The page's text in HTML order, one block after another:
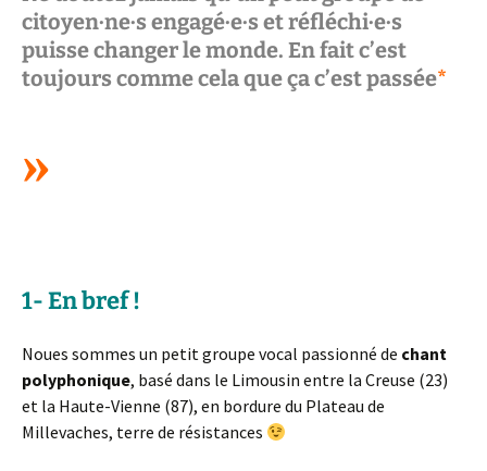
citoyen·ne·s engagé·e·s et réfléchi·e·s
puisse changer le monde. En fait c’est
toujours comme cela que ça c’est passée*
»
1- En bref !
Noues sommes un petit groupe vocal passionné de chant
polyphonique, basé dans le Limousin entre la Creuse (23)
et la Haute-Vienne (87), en bordure du Plateau de
Millevaches, terre de résistances